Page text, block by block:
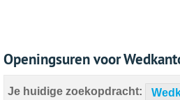
Openingsuren voor
Je huidige zoekopdracht: